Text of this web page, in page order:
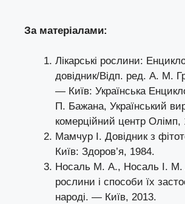
За матеріалами:
Лікарські рослини:
довідник/Відп. ред. А. М.
— Київ: Українська
П. Бажана, Український
комерційний центр Олімп,
Мамчур І. Довідник з
Київ: Здоров’я, 1984.
Носаль М. А., Носаль І. М.
рослини і способи їх
народі. — Київ, 2013.